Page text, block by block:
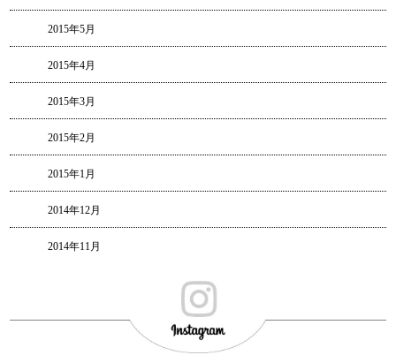
2015年5月
2015年4月
2015年3月
2015年2月
2015年1月
2014年12月
2014年11月